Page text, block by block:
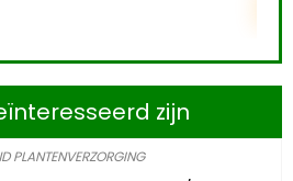
zijn
PLANTENVERZORGING